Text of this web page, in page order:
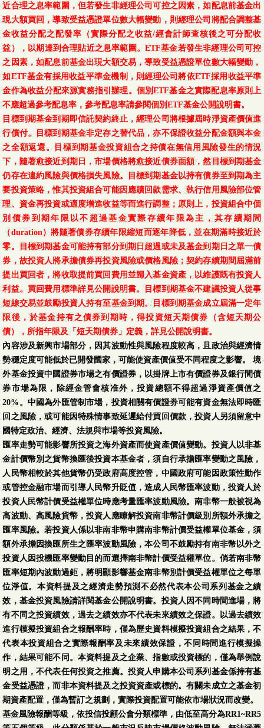
近合理之息率範圍，但若發生非經理公司可控之因素，如配息前基金出
現大額買回，導致受益憑證單位數大幅變動，則經理公司將配合調整基
金收益分配之配發率（實際分配之收益/經會計師查核後之可分配收
益），以期達到合理貼近之息率範圍。ETF基金若發生非經理公司可控
之因素，如配息前基金出現大額交易，導致受益憑證單位數大幅變動，
如ETF基金有採用收益平準金機制，則經理公司將依ETF採用收益平準
金作為收益分配來源實務指引辦理。個別ETF基金之實際配息率原則上
不應超過參考配息率，參考配息率請參閱個別ETF基金公開說明書。
目標到期基金到期即信託契約終止，經理公司將根據屆時淨資產價值進
行償付。目標到期基金非定存之替代品，亦不保證收益分配金額與本金
之全額返還。目標到期基金投資組合之持債在無信用風險發生的情況
下，隨著愈接近到期日，市場價格將愈接近債券面額，然目標到期基金
仍存在違約風險與價格損失風險。目標到期基金以持有債券至到期為主
要投資策略，惟其投資組合可能因應贖回款需求、執行信用風險部位管
理、資金再投資或適度增進收益等而進行調整；原則上，投資組合中個
別債券到期年限以不超過基金實際存續年限為主，其存續期間
（duration）將隨著債券存續年限縮短而逐年降低，並在期滿時接近於
零。目標到期基金可能持有部分到期日超過或未及基金到期日之單一債
券，故投資人將承擔債券再投資風險或價格風險；契約存續期間屆滿前
提出買回者，將收取提前買回費用並歸入基金資產，以維護既有投資人
利益。買回費用標準詳見公開說明書。目標到期基金不建議投資人從事
短線交易並鼓勵投資人持有至基金到期。目標到期基金成立屆滿一定年
限後，於基金持有之債券到期時，得投資短天期債券（含短天期公
債），所指年限及「短天期債券」定義，詳見公開說明書。
內容涉及新興市場部分，因其波動性與風險程度較高，且政治與經濟情
勢穩定度可能低於已開發國家，可能使資產價值受不同程度之影響。 境
外基金投資中國證券市場之有價證券，以掛牌上市有價證券及銀行間債
券市場為限，除經金管會核准外，投資總額不得超過淨資產價值之
20%。中國為外匯管制市場，投資相關有價證券可能有資金無法即時匯
回之風險，或可能因特殊情事致延遲給付買回價款，投資人另須留意中
國特定政治、經濟、法規與巿場等投資風險。
匯率走勢可能影響所投資之海外資產而使資產價值變動。投資人以非基
金計價幣別之貨幣換匯後投資本基金者，須自行承擔匯率變動之風險，
人民幣相較於其他貨幣仍受政府高度控管，中國政府可能因政策性動作
或管控金融市場而引導人民幣升貶值，造成人民幣匯率波動，投資人於
投資人民幣計價受益權單位時應考量匯率波動風險。南非幣一般被視為
高波動、高風險貨幣，投資人應瞭解投資南非幣計價級別所額外承擔之
匯率風險。若投資人係以非南非幣申購南非幣計價受益權單位基金，須
額外承擔因換匯所生之匯率波動風險，本公司不鼓勵持有南非幣以外之
投資人因投機匯率變動目的而選擇南非幣計價受益權單位。倘若南非幣
匯率短期內波動過鉅，將明顯影響基金南非幣別計價受益權單位之每單
位淨值。本資料提及之經濟走勢預測不必然代表本公司系列基金之績
效，基金投資風險請詳閱基金公開說明書。投資人因不同時間進場，將
有不同之投資績效，過去之績效亦不代表未來績效之保證。以過去績效
進行模擬投資組合之報酬率時，僅為歷史資料模擬投資組合之結果，不
代表本投資組合之實際報酬率及未來績效保證，不同時間進行模擬操
作，結果可能不同。本資料提及之企業、指數或投資標的，僅為舉例說
明之用，不代表任何投資之推薦。投資人申購本公司系列基金係持有基
金受益憑證，而非本資料提及之投資資產或標的。有關未成立之基金初
期資產配置，僅為暫訂之規劃，實際投資配置可能依市場狀況而改變。
基金風險報酬等級，依投信投顧公會分類標準，由低至高分為RR1~RR5